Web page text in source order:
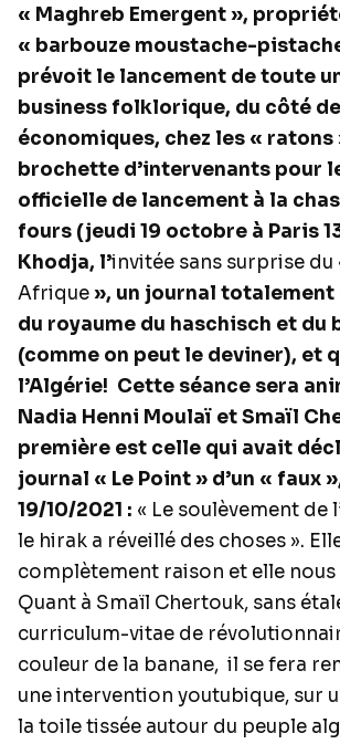
« Maghreb Emergent »,
« barbouze moustache-
prévoit le lancement de toute
business folklorique, du côté
économiques, chez les « ratons
brochette d’intervenants pour
officielle de lancement à la
fours (jeudi 19 octobre à Paris
Khodja, l’invitée sans surprise du
Afrique», un journal
du royaume du haschisch et du
(comme on peut le deviner), et
l’Algérie! Cette séance sera
Nadia Henni Moulaï et Smaïl
première est celle qui avait
journal « Le Point » d’un « faux
19/10/2021 : « Le soulèvement de
le hirak a réveillé des choses ».
complètement raison et elle nous
Quant à Smaïl Chertouk, sans
curriculum-vitae de
couleur de la banane, il se fera
une intervention youtubique, sur
la toile tissée autour du peuple